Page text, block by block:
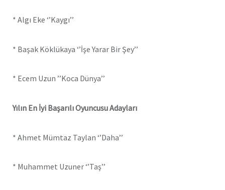
* Algı Eke ‘’Kaygı’’
* Başak Köklükaya ‘’İşe Yarar Bir Şey’’
* Ecem Uzun ’’Koca Dünya’’
Yılın En İyi Başarılı Oyuncusu Adayları
* Ahmet Mümtaz Taylan ‘’Daha’’
* Muhammet Uzuner ‘’Taş’’